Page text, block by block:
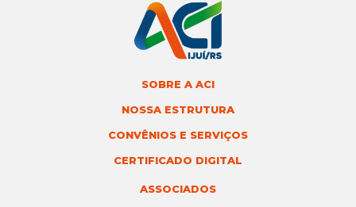
SOBRE A ACI
NOSSA ESTRUTURA
CONVÊNIOS E SERVIÇOS
CERTIFICADO DIGITAL
ASSOCIADOS